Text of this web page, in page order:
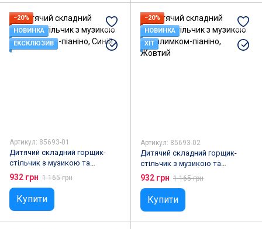
−20%
НОВИНКА
ЕКСКЛЮЗИВ
Артикул: 85693-01
Дитячий складний горщик-
стільчик з музикою та
килимком-піаніно, Синій
932 грн 1 165 грн
Купити
−20%
НОВИНКА
ХІТ
Артикул: 85693-02
Дитячий складний горщик-
стільчик з музикою та
килимком-піаніно, Жовтий
932 грн 1 165 грн
Купити